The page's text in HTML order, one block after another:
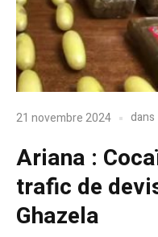
21 novembre 2024 dans
Ariana :
trafic de
Ghazela